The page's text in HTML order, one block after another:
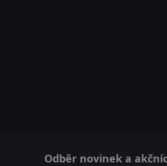
Odběr novinek a